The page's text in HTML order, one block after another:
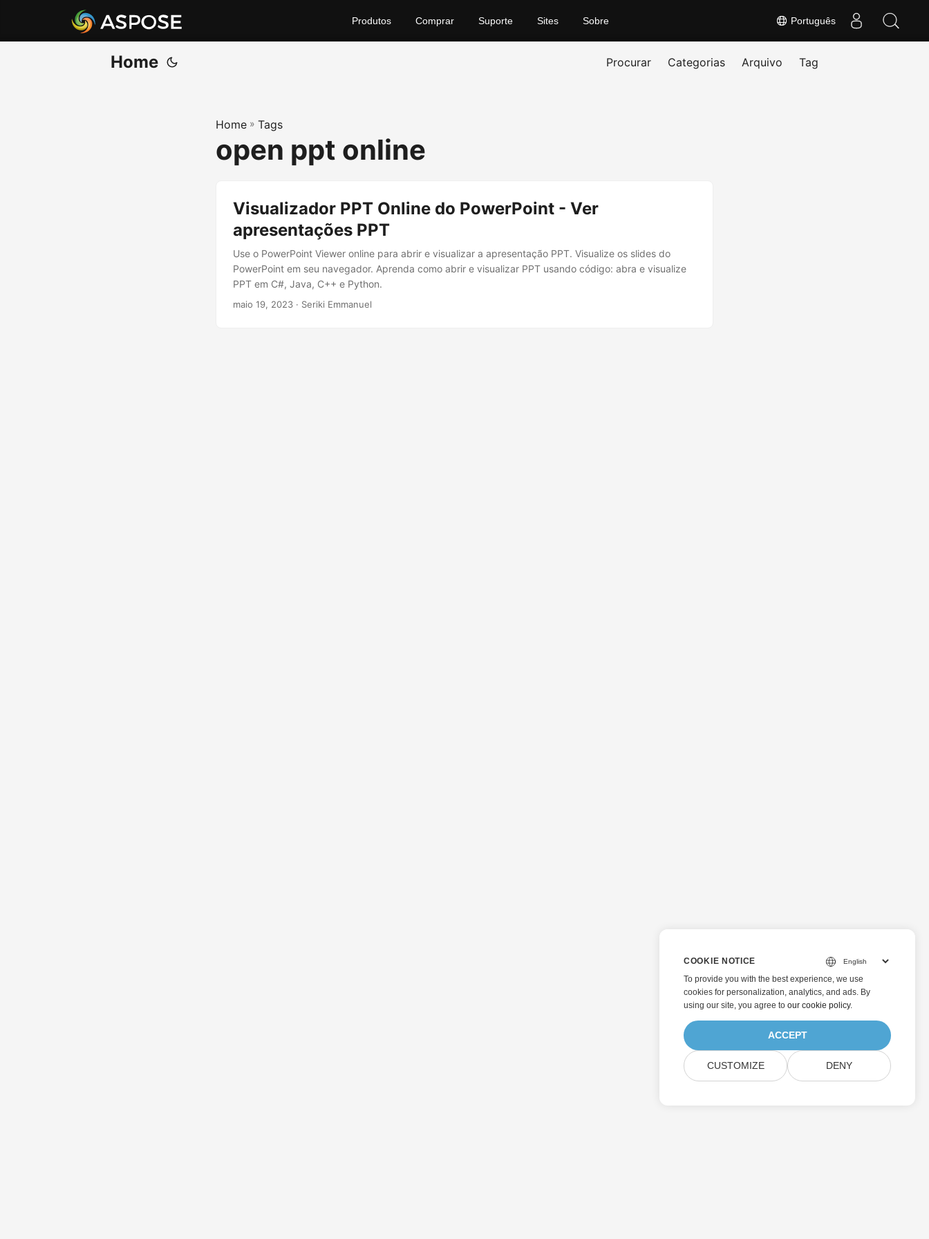
Português
Produtos Comprar Suporte Sites Sobre
Home Procurar Categorias Arquivo Tag
Home » Tags
open ppt online
Visualizador PPT Online do PowerPoint - Ver
apresentações PPT
Use o PowerPoint Viewer online para abrir e visualizar a apresentação PPT. Visualize os slides do
PowerPoint em seu navegador. Aprenda como abrir e visualizar PPT usando código: abra e visualize
PPT em C#, Java, C++ e Python.
maio 19, 2023 · Seriki Emmanuel
COOKIE NOTICE
To provide you with the best experience, we use
cookies for personalization, analytics, and ads. By
using our site, you agree to our cookie policy.
ACCEPT
CUSTOMIZE DENY